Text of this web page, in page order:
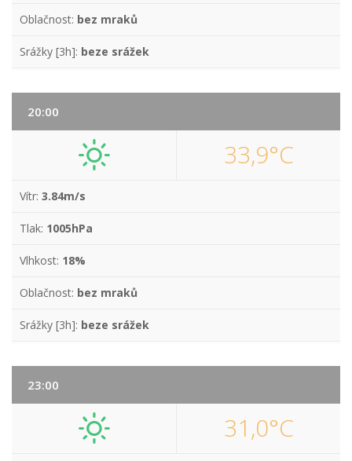
Oblačnost: bez mraků
Srážky [3h]: beze srážek
20:00
33,9°C
Vítr: 3.84m/s
Tlak: 1005hPa
Vlhkost: 18%
Oblačnost: bez mraků
Srážky [3h]: beze srážek
23:00
31,0°C